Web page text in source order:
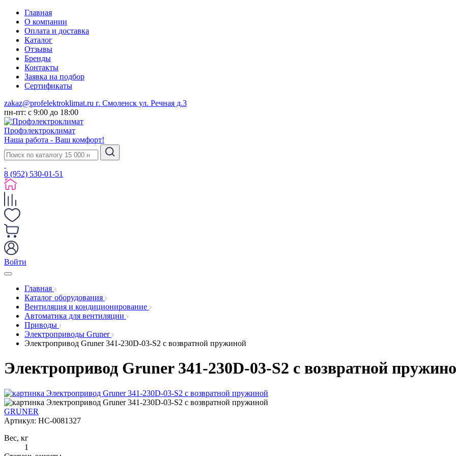
Главная
О компании
Оплата и доставка
Каталог
Отзывы
Бренды
Контакты
Заявка на подбор
Сертификаты
zakaz@profelektroklimat.ru г. Смоленск ул. Речная д.3
пн-пт: с 9:00 до 18:00
Профэлектроклимат
Наша работа - Ваш комфорт!
8 (952) 530-01-51
Войти
Главная
Каталог оборудования
Вентиляция и кондиционирование
Автоматика для вентиляции
Приводы
Электроприводы Gruner
Электропривод Gruner 341-230D-03-S2 с возвратной пружиной
Электропривод Gruner 341-230D-03-S2 с возвратной
GRUNER
Артикул: НС-0081327
Вес, кг
1